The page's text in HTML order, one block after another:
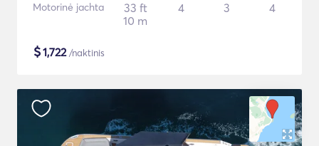
Motorinė jachta
33 ft
10 m
4 3 4
$1,722/naktinis